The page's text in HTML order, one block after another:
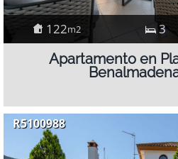
122m2 3
Apartamento en
R5100988